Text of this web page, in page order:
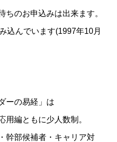
のお申込みは出来ます。
込んでいます(1997年10月
ーの易経」 は
用編ともに少人数制。
幹部候補者・キャリア対